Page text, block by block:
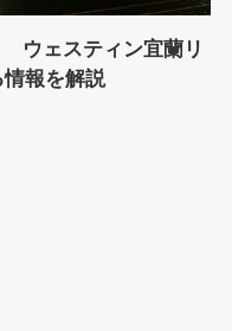
ウェスティン宜蘭リ
報を解説